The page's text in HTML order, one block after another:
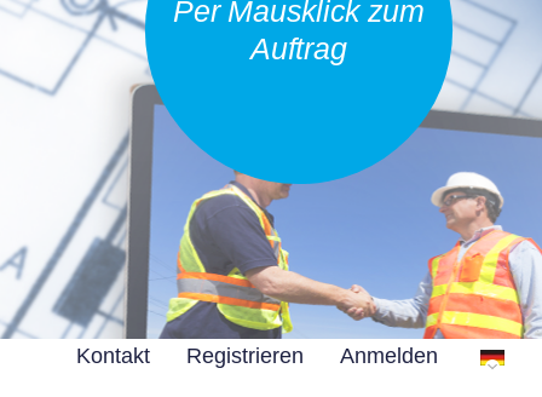
Per Mausklick zum
Auftrag
Kontakt Registrieren Anmelden